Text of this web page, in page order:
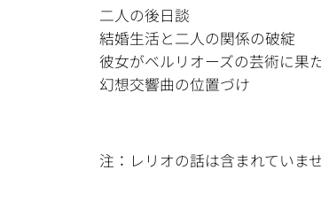
二人の後日談
結婚生活と二人の関係の破綻
彼女がベルリオーズの芸術に果
幻想交響曲の位置づけ
注：レリオの話は含まれていませ